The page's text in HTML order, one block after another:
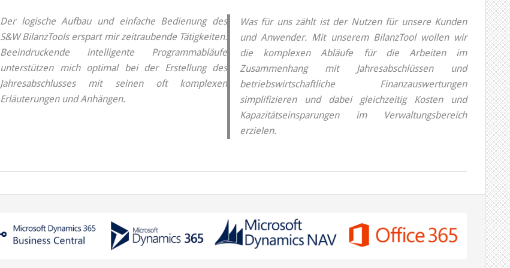
Der logische Aufbau und einfache Bedienung des
S&W BilanzTools erspart mir zeitraubende Tätigkeiten.
Beeindruckende intelligente Programmabläufe
unterstützen mich optimal bei der Erstellung des
Jahresabschlusses mit seinen oft komplexen
Erläuterungen und Anhängen.
Was für uns zählt ist der Nutzen für unsere Kunden
und Anwender. Mit unserem BilanzTool wollen wir
die komplexen Abläufe für die Arbeiten im
Zusammenhang mit Jahresabschlüssen und
betriebswirtschaftliche Finanzauswertungen
simplifizieren und dabei gleichzeitig Kosten und
Kapazitätseinsparungen im Verwaltungsbereich
erzielen.